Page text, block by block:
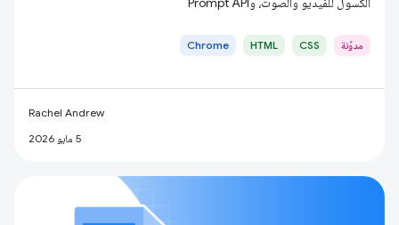
مدوّنة CSS
HTML
Chrome
Rachel Andrew
5 مايو 2026